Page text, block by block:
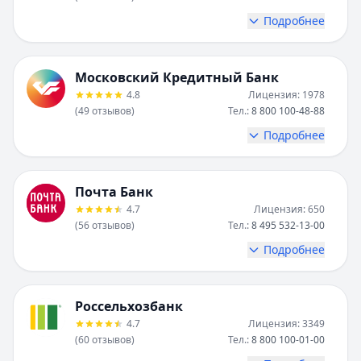
Лицензия:
Рейтинг:4.7(56 отзывов)
Головной офис:107061, г. Москва, Преображенская пл.,
Телефон:8 495 532-13-00
http://www.pochtabank.ru/
Лицензия:
Рейтинг:4.7(60 отзывов)
Головной офис:119034, г. Москва, Гагаринский
Телефон: 8 800 100-01-00
https://www.rshb.ru/
Лицензия:2312
Рейтинг:4.6(56 отзывов)
Головной офис:125009, г. Москва, ул. Воздвиженка, д. 10
Телефон: 8 800 775-86-86
https://domrfbank.ru/
Подробнее
Московский Кредитный Банк
4.8 Лицензия: 1978
(49 отзывов)
Тел.:8 800 100-48-88
Подробнее
Почта Банк
4.7 Лицензия:650
(56 отзывов)
Тел.:8 495 532-13-00
Подробнее
Россельхозбанк
4.7 Лицензия:3349
(60 отзывов)
Тел.:8 800 100-01-00